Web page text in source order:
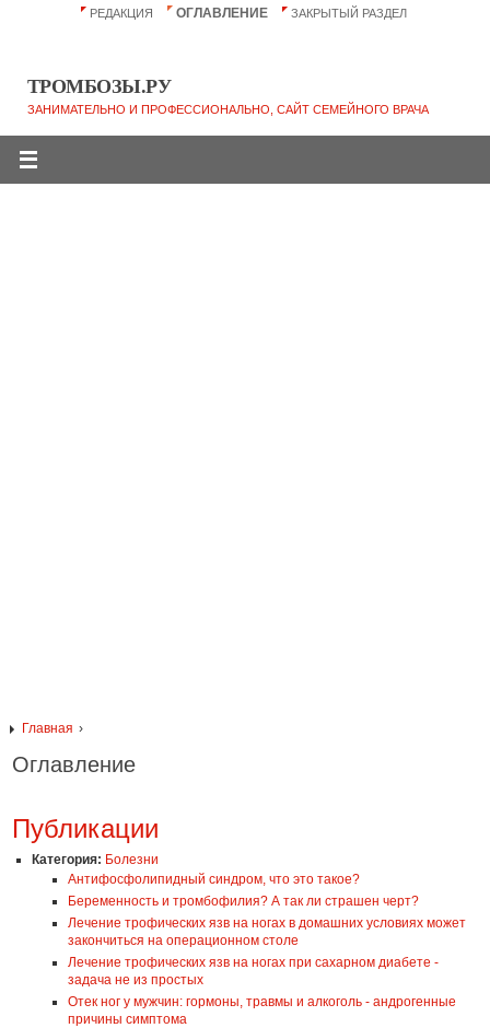
РЕДАКЦИЯ ОГЛАВЛЕНИЕ ЗАКРЫТЫЙ РАЗДЕЛ
ТРОМБОЗЫ.РУ
ЗАНИМАТЕЛЬНО И ПРОФЕССИОНАЛЬНО, САЙТ СЕМЕЙНОГО ВРАЧА
Главная
Оглавление
Публикации
Категория: Болезни
Антифосфолипидный синдром, что это такое?
Беременность и тромбофилия? А так ли страшен черт?
Лечение трофических язв на ногах в домашних условиях может
закончиться на операционном столе
Лечение трофических язв на ногах при сахарном диабете -
задача не из простых
Отек ног у мужчин: гормоны, травмы и алкоголь - андрогенные
причины симптома